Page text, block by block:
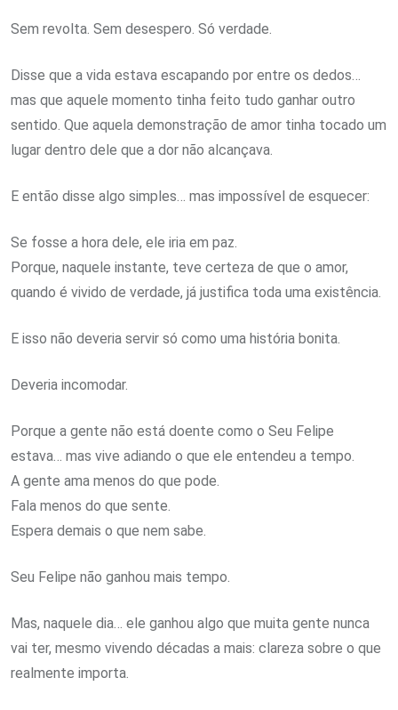
Sem revolta. Sem desespero. Só verdade.
Disse que a vida estava escapando por entre os dedos…
mas que aquele momento tinha feito tudo ganhar outro
sentido. Que aquela demonstração de amor tinha tocado um
lugar dentro dele que a dor não alcançava.
E então disse algo simples… mas impossível de esquecer:
Se fosse a hora dele, ele iria em paz.
Porque, naquele instante, teve certeza de que o amor,
quando é vivido de verdade, já justifica toda uma existência.
E isso não deveria servir só como uma história bonita.
Deveria incomodar.
Porque a gente não está doente como o Seu Felipe
estava… mas vive adiando o que ele entendeu a tempo.
A gente ama menos do que pode.
Fala menos do que sente.
Espera demais o que nem sabe.
Seu Felipe não ganhou mais tempo.
Mas, naquele dia… ele ganhou algo que muita gente nunca
vai ter, mesmo vivendo décadas a mais: clareza sobre o que
realmente importa.